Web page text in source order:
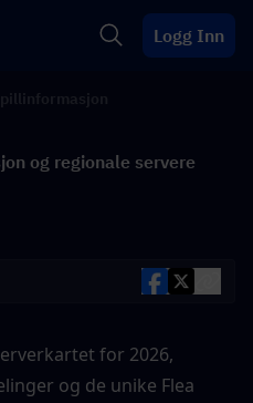
Logg Inn
og regionale servere
for 2026,
og de unike Flea